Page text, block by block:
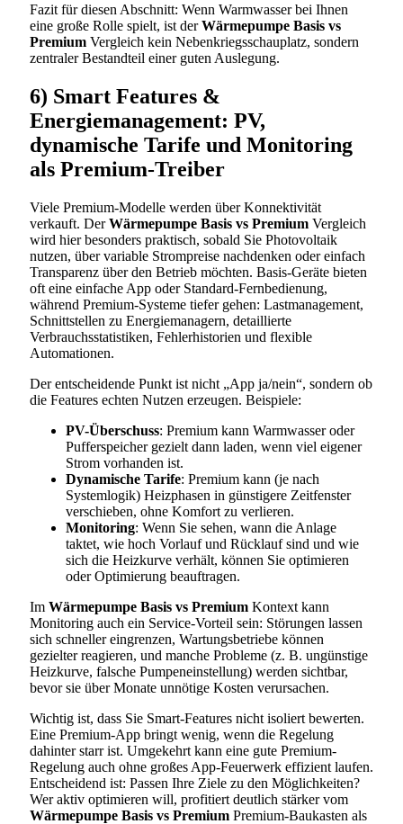
Fazit für diesen Abschnitt: Wenn Warmwasser bei Ihnen
eine große Rolle spielt, ist derWärmepumpe Basis vs
Premium Vergleich kein Nebenkriegsschauplatz, sondern
zentraler Bestandteil einer guten Auslegung.
6) Smart Features &
Energiemanagement: PV,
dynamische Tarife und Monitoring
als Premium-Treiber
Viele Premium-Modelle werden über Konnektivität
verkauft. DerWärmepumpe Basis vs Premium Vergleich
wird hier besonders praktisch, sobald Sie Photovoltaik
nutzen, über variable Strompreise nachdenken oder einfach
Transparenz über den Betrieb möchten. Basis-Geräte bieten
oft eine einfache App oder Standard-Fernbedienung,
während Premium-Systeme tiefer gehen: Lastmanagement,
Schnittstellen zu Energiemanagern, detaillierte
Verbrauchsstatistiken, Fehlerhistorien und flexible
Automationen.
Der entscheidende Punkt ist nicht „App ja/nein“, sondern ob
die Features echten Nutzen erzeugen. Beispiele:
PV-Überschuss: Premium kann Warmwasser oder
Pufferspeicher gezielt dann laden, wenn viel eigener
Strom vorhanden ist.
Dynamische Tarife: Premium kann (je nach
Systemlogik) Heizphasen in günstigere Zeitfenster
verschieben, ohne Komfort zu verlieren.
Monitoring: Wenn Sie sehen, wann die Anlage
taktet, wie hoch Vorlauf und Rücklauf sind und wie
sich die Heizkurve verhält, können Sie optimieren
oder Optimierung beauftragen.
Im Wärmepumpe Basis vs Premium Kontext kann
Monitoring auch ein Service-Vorteil sein: Störungen lassen
sich schneller eingrenzen, Wartungsbetriebe können
gezielter reagieren, und manche Probleme (z. B. ungünstige
Heizkurve, falsche Pumpeneinstellung) werden sichtbar,
bevor sie über Monate unnötige Kosten verursachen.
Wichtig ist, dass Sie Smart-Features nicht isoliert bewerten.
Eine Premium-App bringt wenig, wenn die Regelung
dahinter starr ist. Umgekehrt kann eine gute Premium-
Regelung auch ohne großes App-Feuerwerk effizient laufen.
Entscheidend ist: Passen Ihre Ziele zu den Möglichkeiten?
Wer aktiv optimieren will, profitiert deutlich stärker vom
Wärmepumpe Basis vs Premium Premium-Baukasten als